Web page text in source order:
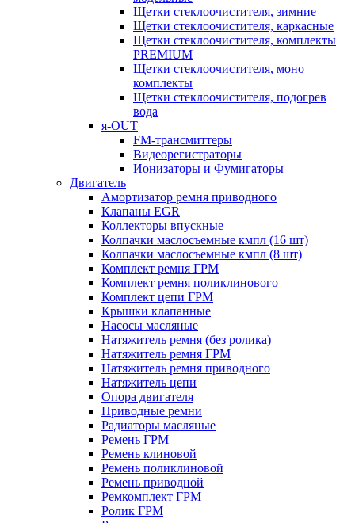
Щетки стеклоочистителя, зимние
Щетки стеклоочистителя, каркасные
Щетки стеклоочистителя, комплекты
PREMIUM
Щетки стеклоочистителя, моно
комплекты
Щетки стеклоочистителя, подогрев
вода
я-OUT
FM-трансмиттеры
Видеорегистраторы
Ионизаторы и Фумигаторы
Двигатель
Амортизатор ремня приводного
Клапаны EGR
Коллекторы впускные
Колпачки маслосъемные кмпл (16 шт)
Колпачки маслосъемные кмпл (8 шт)
Комплект ремня ГРМ
Комплект ремня поликлинового
Комплект цепи ГРМ
Крышки клапанные
Насосы масляные
Натяжитель ремня (без ролика)
Натяжитель ремня ГРМ
Натяжитель ремня приводного
Натяжитель цепи
Опора двигателя
Приводные ремни
Радиаторы масляные
Ремень ГРМ
Ремень клиновой
Ремень поликлиновой
Ремень приводной
Ремкомплект ГРМ
Ролик ГРМ